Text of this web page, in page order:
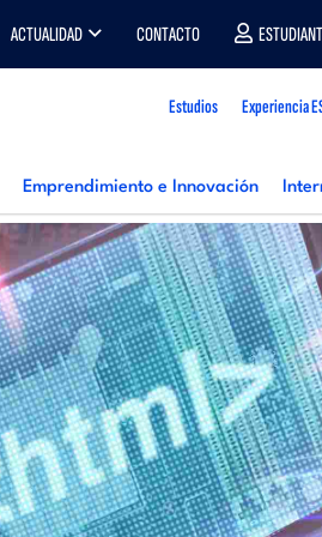
ACTUALIDAD CONTACTO
Estudios Experiencia
Emprendimiento e Innovación